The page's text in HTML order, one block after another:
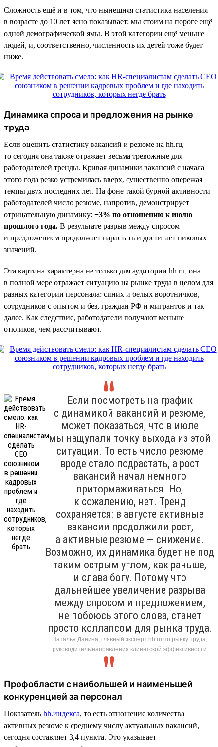
Сложность ещё и в том, что нынешняя статистика населения
в возрасте до 10 лет ясно показывает: мы стоим на пороге ещё
одной демографической ямы. В этой категории ещё меньше
людей, и, соответственно, численность их детей тоже будет
ниже.
Динамика спроса и предложения на рынке
труда
Если оценить статистику вакансий и резюме на hh.ru,
то сегодня она также отражает весьма тревожные для
работодателей тренды. Кривая динамики вакансий с начала
этого года резко устремилась вверх, существенно опережая
темпы двух последних лет. На фоне такой бурной активности
работодателей число резюме, напротив, демонстрирует
отрицательную динамику: −3% по отношению к июлю
прошлого года. В результате разрыв между спросом
и предложением продолжает нарастать и достигает пиковых
значений.
Эта картина характерна не только для аудитории hh.ru, она
в полной мере отражает ситуацию на рынке труда в целом для
разных категорий персонала: синих и белых воротничков,
сотрудников с опытом и без, граждан РФ и мигрантов и так
далее. Как следствие, работодатели получают меньше
откликов, чем рассчитывают.
Если посмотреть на график
с динамикой вакансий и резюме,
может показаться, что в июле
мы нащупали точку выхода из этой
ситуации. То есть число резюме
вроде стало подрастать, а рост
вакансий начал немного
притормаживаться. Но,
к сожалению, нет. Тренд
сохраняется: в августе активные
вакансии продолжили рост,
а активные резюме — снижение.
Возможно, их динамика будет не под
таким острым углом, как раньше,
и слава богу. Потому что
дальнейшее увеличение разрыва
между спросом и предложением,
не побоюсь этого слова, станет
просто коллапсом для рынка труда.
Наталья Данина, главный эксперт hh.ru по рынку труда,
руководитель направления клиентской эффективности
Профобласти с наибольшей и наименьшей
конкуренцией за персонал
Показатель hh.индекса, то есть отношение количества
активных резюме к среднему числу актуальных вакансий,
сегодня составляет 3,4 пункта. Это указывает